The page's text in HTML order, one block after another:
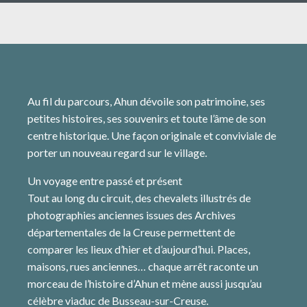
Au fil du parcours, Ahun dévoile son patrimoine, ses
petites histoires, ses souvenirs et toute l’âme de son
centre historique. Une façon originale et conviviale de
porter un nouveau regard sur le village.
Un voyage entre passé et présent
Tout au long du circuit, des chevalets illustrés de
photographies anciennes issues des Archives
départementales de la Creuse permettent de
comparer les lieux d’hier et d’aujourd’hui. Places,
maisons, rues anciennes… chaque arrêt raconte un
morceau de l’histoire d’Ahun et mène aussi jusqu’au
célèbre viaduc de Busseau-sur-Creuse.